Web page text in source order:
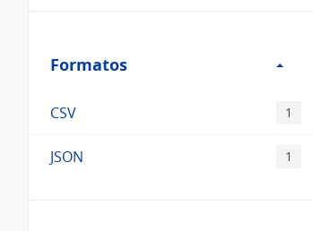
Formatos
Formatos
CSV 1
JSON 1